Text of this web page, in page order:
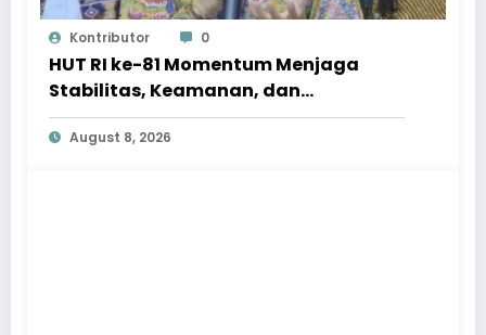
Kontributor 0
HUT RI ke-81 Momentum Menjaga
Stabilitas, Keamanan, dan
Optimisme
August 8, 2026